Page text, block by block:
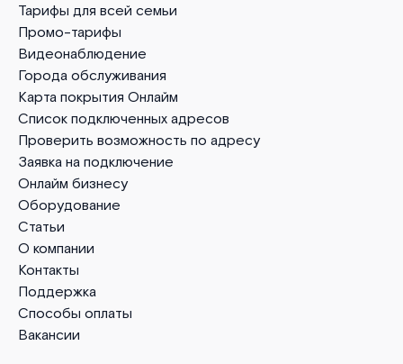
Тарифы для всей семьи
Промо-тарифы
Видеонаблюдение
Города обслуживания
Карта покрытия Онлайм
Список подключенных адресов
Проверить возможность по адресу
Заявка на подключение
Онлайм бизнесу
Оборудование
Статьи
О компании
Контакты
Поддержка
Способы оплаты
Вакансии